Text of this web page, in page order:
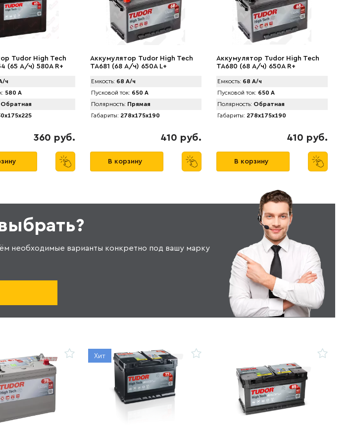
Tudor High Tech
(65 А/ч) 580A R+
ч
580 А
Обратная
360 руб.
Аккумулятор Tudor High Tech
TA681 (68 А/ч) 650A L+
Емкость: 68 А/ч
Пусковой ток: 650 А
Полярность: Прямая
Габариты: 278x175x190
410 руб.
В корзину
Аккумулятор Tudor High Tech
TA680 (68 А/ч) 650A R+
Емкость: 68 А/ч
Пусковой ток: 650 А
Полярность: Обратная
Габариты: 278x175x190
410 руб.
В корзину
необходимые варианты конкретно под вашу марку
Хит